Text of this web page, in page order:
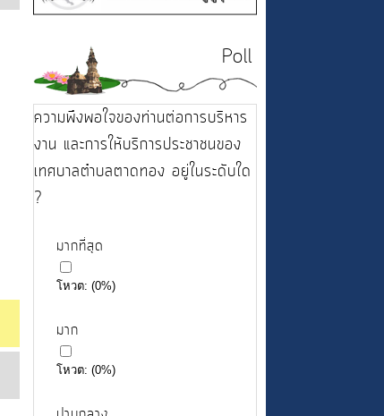
Poll
ความพึงพอใจของท่านต่อการบริหาร
งาน และการให้บริการประชาชนของ
เทศบาลตำบลตาดทอง อยู่ในระดับใด
?
มากที่สุด
โหวต: (0%)
มาก
โหวต: (0%)